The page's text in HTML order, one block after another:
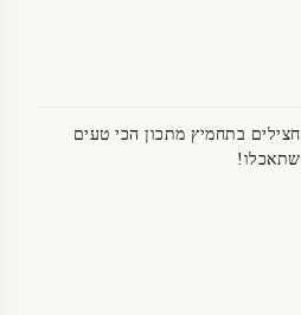
חצילים בתחמיץ מתכון הכי טעים
שתאכלו!